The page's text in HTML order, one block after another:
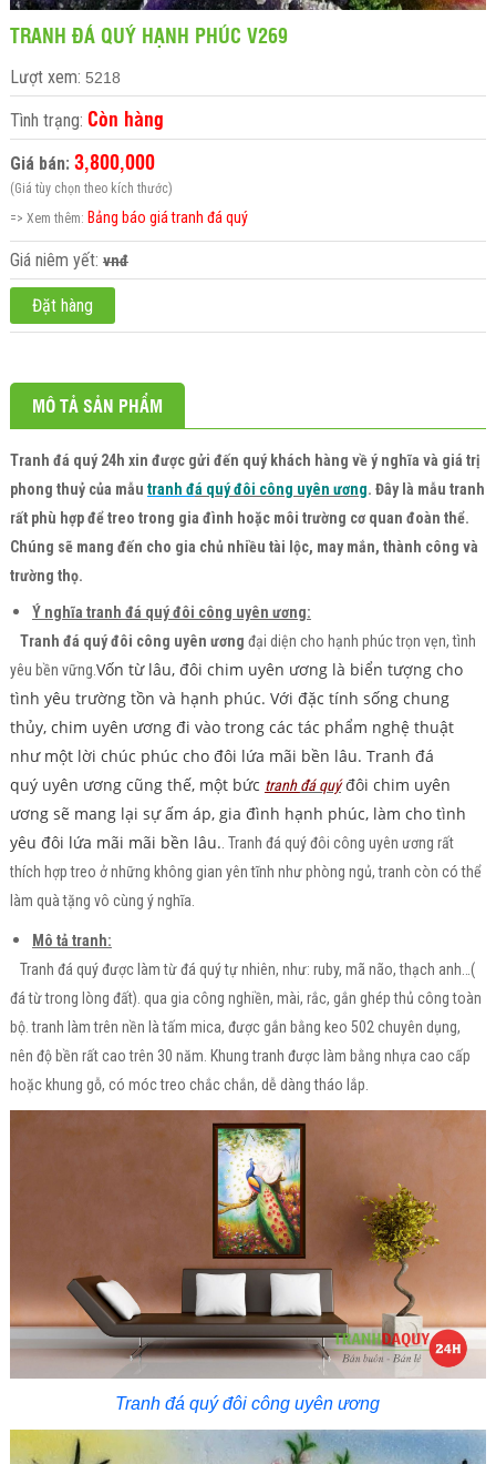
TRANH ĐÁ QUÝ HẠNH PHÚC V269
Lượt xem: 5218
Tình trạng: Còn hàng
Giá bán: 3,800,000
(Giá tùy chọn theo kích thước)
=> Xem thêm: Bảng báo giá tranh đá quý
Giá niêm yết: vnđ
Đặt hàng
MÔ TẢ SẢN PHẨM
Tranh đá quý 24h xin được gửi đến quý khách hàng về ý nghĩa và giá trị
phong thuỷ của mẫu tranh đá quý đôi công uyên ương. Đây là mẫu tranh
rất phù hợp để treo trong gia đình hoặc môi trường cơ quan đoàn thể.
Chúng sẽ mang đến cho gia chủ nhiều tài lộc, may mắn, thành công và
trường thọ.
Ý nghĩa tranh đá quý đôi công uyên ương:
Tranh đá quý đôi công uyên ương đại diện cho hạnh phúc trọn vẹn, tình
yêu bền vững. Vốn từ lâu, đôi chim uyên ương là biển tượng cho
tình yêu trường tồn và hạnh phúc. Với đặc tính sống chung
thủy, chim uyên ương đi vào trong các tác phẩm nghệ thuật
như một lời chúc phúc cho đôi lứa mãi bền lâu. Tranh đá
quý uyên ương cũng thế, một bức tranhđá quýđôi chim uyên
ương sẽ mang lại sự ấm áp, gia đình hạnh phúc, làm cho tình
yêu đôi lứa mãi mãi bền lâu. . Tranh đá quý đôi công uyên ương rất
thích hợp treo ở những không gian yên tĩnh như phòng ngủ, tranh còn có thể
làm quà tặng vô cùng ý nghĩa.
Mô tả tranh:
Tranh đá quý được làm từ đá quý tự nhiên, như: ruby, mã não, thạch anh…(
đá từ trong lòng đất). qua gia công nghiền, mài, rắc, gắn ghép thủ công toàn
bộ. tranh làm trên nền là tấm mica, được gắn bằng keo 502 chuyên dụng,
nên độ bền rất cao trên 30 năm. Khung tranh được làm bằng nhựa cao cấp
hoặc khung gỗ, có móc treo chắc chắn, dễ dàng tháo lắp.
Tranh đá quý đôi công uyên ương